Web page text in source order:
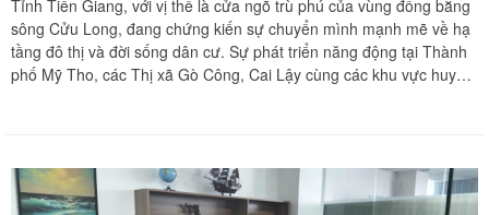
Tỉnh Tiền Giang, với vị thế là cửa ngõ trù phú của vùng đồng bằng
sông Cửu Long, đang chứng kiến sự chuyển mình mạnh mẽ về hạ
tầng đô thị và đời sống dân cư. Sự phát triển năng động tại Thành
phố Mỹ Tho, các Thị xã Gò Công, Cai Lậy cùng các khu vực huyện
những món nội thất gia đình giá trị cao.